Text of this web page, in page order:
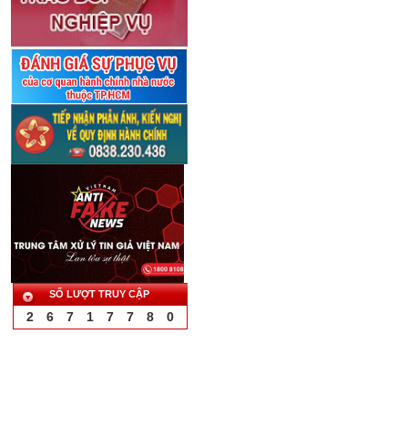
SỐ LƯỢT TRUY CẬP
2 6 7 1 7 7 8 0